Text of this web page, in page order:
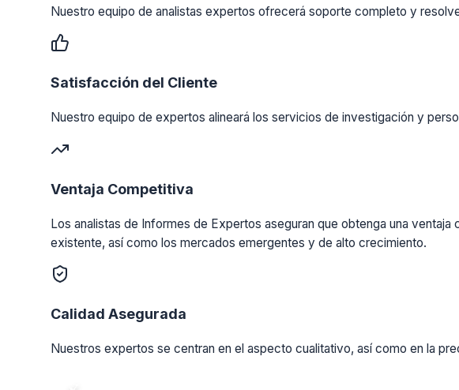
Nuestro equipo de analistas expertos ofrecerá soporte completo y
Satisfacción del Cliente
Nuestro equipo de expertos alineará los servicios de investigación y
Ventaja Competitiva
Los analistas de Informes de Expertos aseguran que obtenga una
existente, así como los mercados emergentes y de alto crecimiento.
Calidad Asegurada
Nuestros expertos se centran en el aspecto cualitativo, así como en la